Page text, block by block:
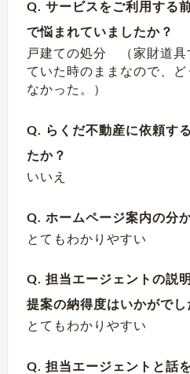
Q. サービスをご利用する
で悩まれていましたか？
戸建ての処分 （家財道具
ていた時のままなので、
なかった。）
Q. らくだ不動産に依頼す
たか？
いいえ
Q. ホームページ案内の分
とてもわかりやすい
Q. 担当エージェントの説
提案の納得度はいかがでし
とてもわかりやすい
Q. 担当エージェントと話